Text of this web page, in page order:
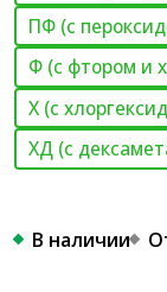
ПФ (с
Ф (с фтором и
Х (с
ХД (с
В наличии